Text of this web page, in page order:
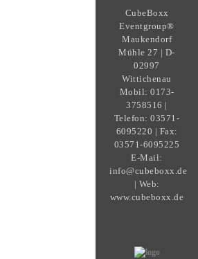
CubeBoxx
Eventgroup®
Maukendorf
Mühle 27 | D-
02997
Wittichenau
Mobil: 0173-
3758516 |
Telefon: 03571-
6095220 | Fax:
03571-6095225
E-Mail:
info@cubeboxx.de
| Web:
www.cubeboxx.de